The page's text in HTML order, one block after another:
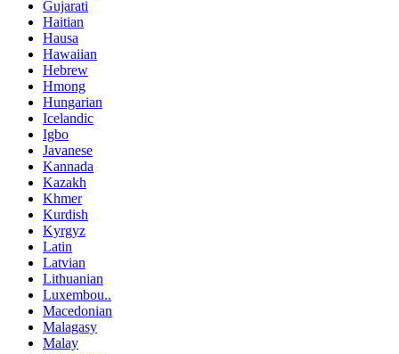
Gujarati
Haitian
Hausa
Hawaiian
Hebrew
Hmong
Hungarian
Icelandic
Igbo
Javanese
Kannada
Kazakh
Khmer
Kurdish
Kyrgyz
Latin
Latvian
Lithuanian
Luxembou..
Macedonian
Malagasy
Malay